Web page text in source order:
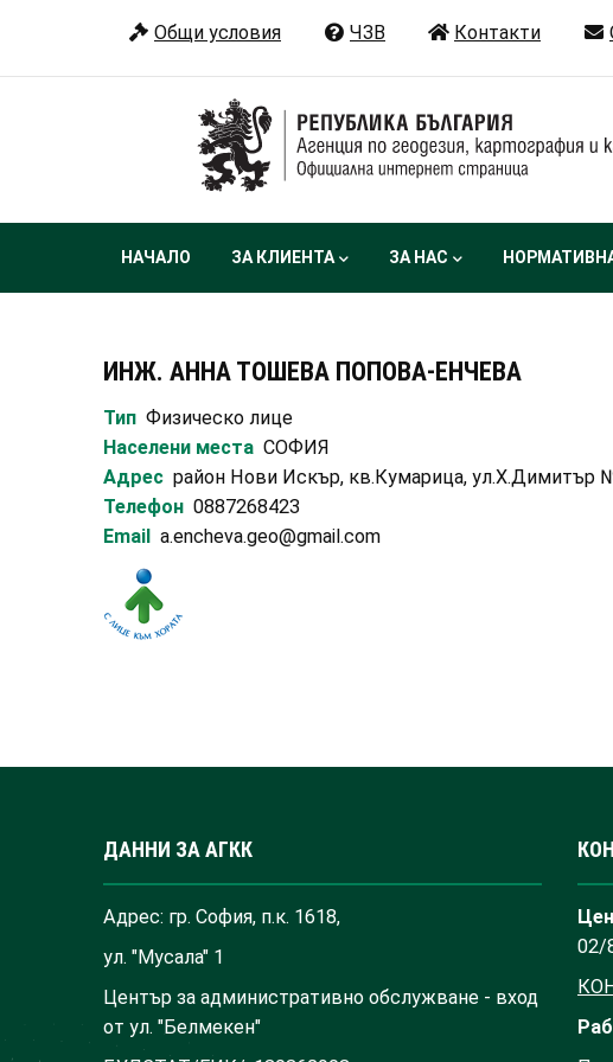
основното
Общи условия ЧЗВ Контакти
Main
НАЧАЛО ЗА КЛИЕНТА ЗА НАС
ИНЖ. АННА ТОШЕВА ПОПОВА-ЕНЧЕВА
Тип Физическо лице
Населени места СОФИЯ
Адрес район Нови Искър, кв.Кумарица, ул.Х.Димитър
Телефон 0887268423
Email a.encheva.geo@gmail.com
ДАННИ ЗА АГКК
Адрес: гр. София, п.к. 1618,
ул. "Мусала" 1
Център за административно обслужване - вход
от ул. "Белмекен"
02/